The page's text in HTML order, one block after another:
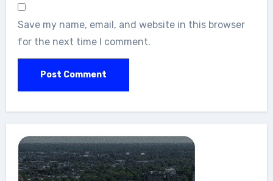
Save my name, email, and website in this browser
for the next time I comment.